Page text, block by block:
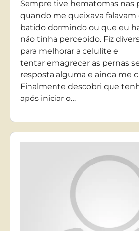
Sempre tive hematomas nas
quando me queixava
batido dormindo ou que eu
não tinha percebido. Fiz
para melhorar a celulite e
tentar emagrecer as pernas
resposta alguma e ainda me
Finalmente descobri que
após iniciar o…